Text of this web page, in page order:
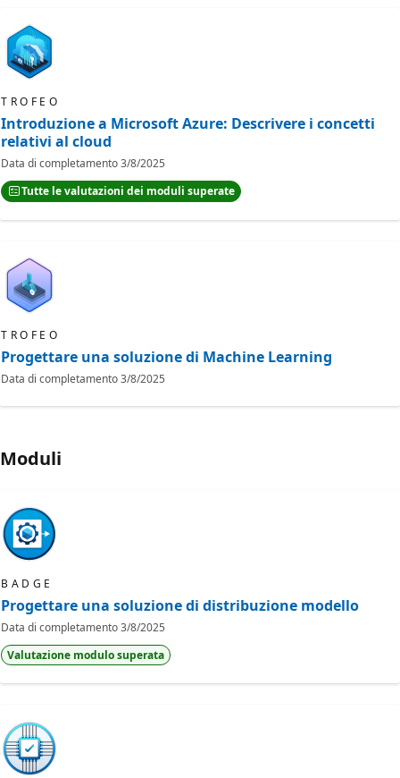
TROFEO
Introduzione a Microsoft Azure: Descrivere i concetti
relativi al cloud
Data di completamento3/8/2025
Tutte le valutazioni dei moduli superate
TROFEO
Progettare una soluzione di Machine Learning
Data di completamento3/8/2025
Moduli
BADGE
Progettare una soluzione di distribuzione modello
Data di completamento3/8/2025
Valutazione modulo superata